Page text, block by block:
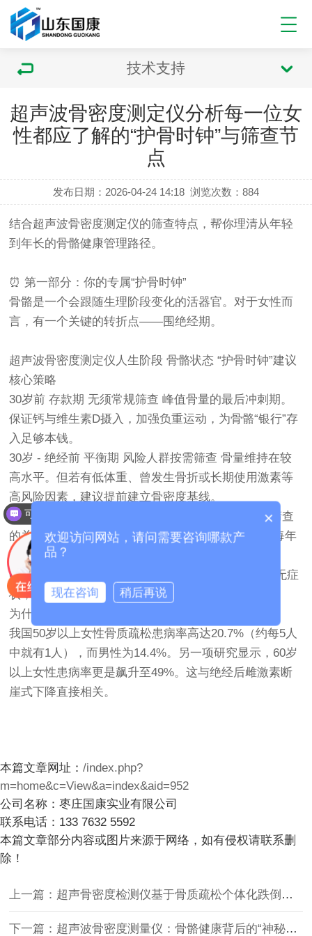
技术支持
超声波骨密度测定仪分析每一位女
性都应了解的“护骨时钟”与筛查节
点
发布日期：2026-04-24 14:18 浏览次数：884
结合超声波骨密度测定仪的筛查特点，帮你理清从年轻
到年长的骨骼健康管理路径。
⏰ 第一部分：你的专属“护骨时钟”
骨骼是一个会跟随生理阶段变化的活器官。对于女性而
言，有一个关键的转折点——围绝经期。
超声波骨密度测定仪人生阶段 骨骼状态 “护骨时钟”建议
核心策略
30岁前 存款期 无须常规筛查 峰值骨量的最后冲刺期。
保证钙与维生素D摄入，加强负重运动，为骨骼“银行”存
入足够本钱。
30岁 - 绝经前 平衡期 风险人群按需筛查 骨量维持在较
高水平。但若有低体重、曾发生骨折或长期使用激素等
高风险因素，建议提前建立骨密度基线。
围绝经期及绝经后 (45-55岁) 快速流失期 启动定期筛查
的关键窗口 雌激素水平下降会导致骨量迅速流失，每年
1-2次骨密度检查非常必要，便于及时干预。
65岁以后 骨质疏松高发期 每年1次规律筛查 无论有无症
状，都建议每年进行骨密度检查。
为什么围绝经期是“关键窗口”？
我国50岁以上女性骨质疏松患病率高达20.7%（约每5人
中就有1人），而男性为14.4%。另一项研究显示，60岁
以上女性患病率更是飙升至49%。这与绝经后雌激素断
崖式下降直接相关。
本篇文章网址： /index.php?
m=home&c=View&a=index&aid=952
公司名称：枣庄国康实业有限公司
联系电话：133 7632 5592
本篇文章部分内容或图片来源于网络，如有侵权请联系删
除！
上一篇：超声骨密度检测仪基于骨质疏松个体化跌倒风险预警检测如何？
下一篇：超声波骨密度测量仪：骨骼健康背后的“神秘探测器”？
×
欢迎访问网站，请问需要咨询哪款产
品？
现在咨询 稍后再说